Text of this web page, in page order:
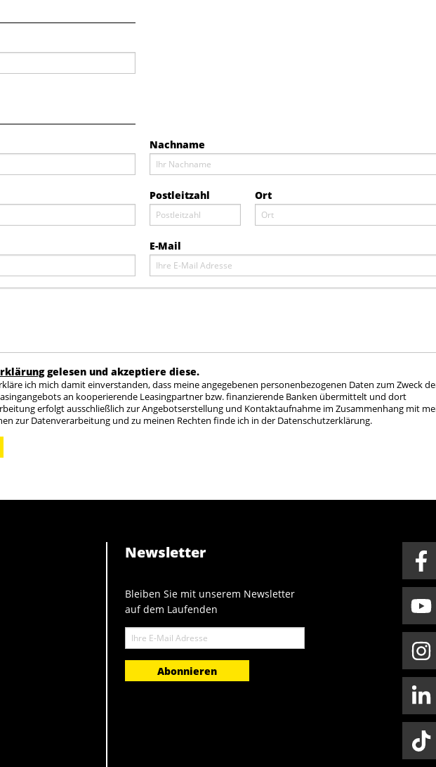
Nachname
Postleitzahl Ort
E-Mail
gelesen und akzeptiere diese.
ich mich damit einverstanden, dass meine angegebenen personenbezogenen Daten zum Zweck
an kooperierende Leasingpartner bzw. finanzierende Banken übermittelt und dort
erfolgt ausschließlich zur Angebotserstellung und Kontaktaufnahme im Zusammenhang mit
zur Datenverarbeitung und zu meinen Rechten finde ich in der Datenschutzerklärung.
Newsletter
Bleiben Sie mit unserem Newsletter
auf dem Laufenden
E-
Mail